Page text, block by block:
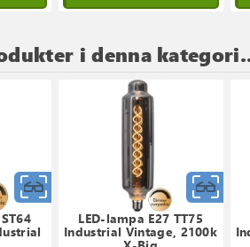
i denna
LED-lampa E27 TT75
Industrial Vintage, 2100k